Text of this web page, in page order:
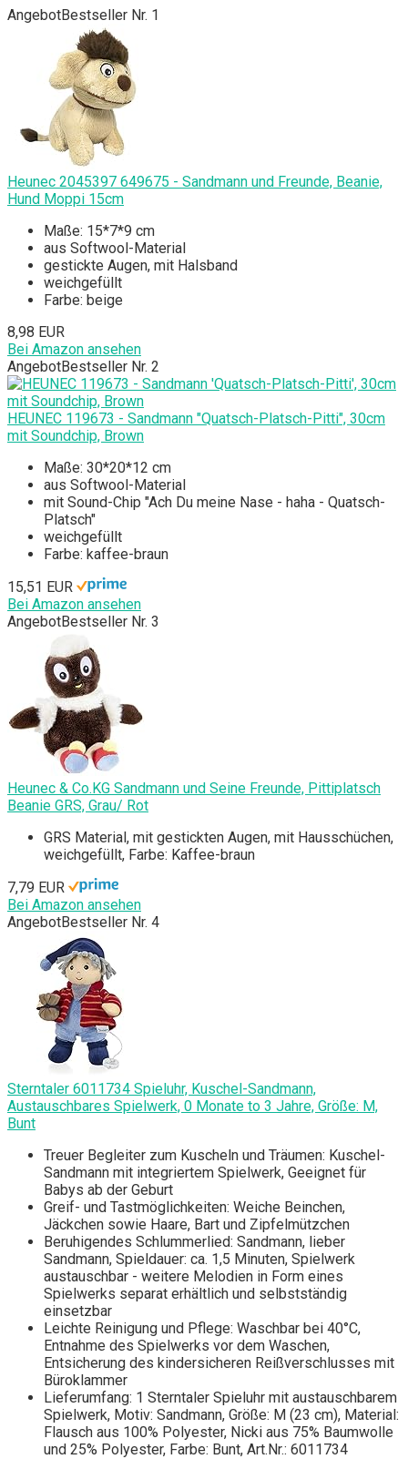
AngebotBestseller Nr. 1
Heunec 2045397 649675 - Sandmann und Freunde, Beanie,
Hund Moppi 15cm
Maße: 15*7*9 cm
aus Softwool-Material
gestickte Augen, mit Halsband
weichgefüllt
Farbe: beige
8,98 EUR
Bei Amazon ansehen
AngebotBestseller Nr. 2
HEUNEC 119673 - Sandmann "Quatsch-Platsch-Pitti", 30cm
mit Soundchip, Brown
Maße: 30*20*12 cm
aus Softwool-Material
mit Sound-Chip "Ach Du meine Nase - haha - Quatsch-
Platsch"
weichgefüllt
Farbe: kaffee-braun
15,51 EUR
Bei Amazon ansehen
AngebotBestseller Nr. 3
Heunec & Co.KG Sandmann und Seine Freunde, Pittiplatsch
Beanie GRS, Grau/ Rot
GRS Material, mit gestickten Augen, mit Hausschüchen,
weichgefüllt, Farbe: Kaffee-braun
7,79 EUR
Bei Amazon ansehen
AngebotBestseller Nr. 4
Sterntaler 6011734 Spieluhr, Kuschel-Sandmann,
Austauschbares Spielwerk, 0 Monate to 3 Jahre, Größe: M,
Bunt
Treuer Begleiter zum Kuscheln und Träumen: Kuschel-
Sandmann mit integriertem Spielwerk, Geeignet für
Babys ab der Geburt
Greif- und Tastmöglichkeiten: Weiche Beinchen,
Jäckchen sowie Haare, Bart und Zipfelmützchen
Beruhigendes Schlummerlied: Sandmann, lieber
Sandmann, Spieldauer: ca. 1,5 Minuten, Spielwerk
austauschbar - weitere Melodien in Form eines
Spielwerks separat erhältlich und selbstständig
einsetzbar
Leichte Reinigung und Pflege: Waschbar bei 40°C,
Entnahme des Spielwerks vor dem Waschen,
Entsicherung des kindersicheren Reißverschlusses mit
Büroklammer
Lieferumfang: 1 Sterntaler Spieluhr mit austauschbarem
Spielwerk, Motiv: Sandmann, Größe: M (23 cm), Material:
Flausch aus 100% Polyester, Nicki aus 75% Baumwolle
und 25% Polyester, Farbe: Bunt, Art.Nr.: 6011734